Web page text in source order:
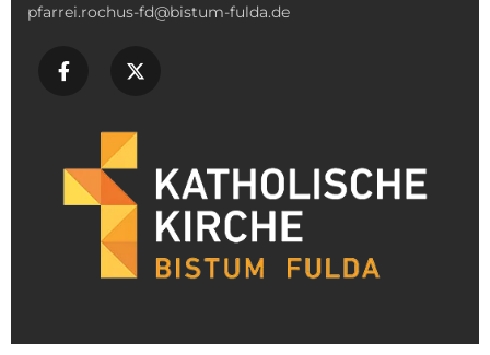
pfarrei.rochus-fd@bistum-fulda.de